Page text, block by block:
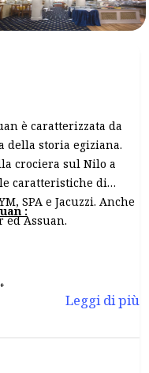
è caratterizzata da
della storia egiziana.
crociera sul Nilo a
caratteristiche di
SPA e Jacuzzi. Anche
Assuan.
:
Leggi di più